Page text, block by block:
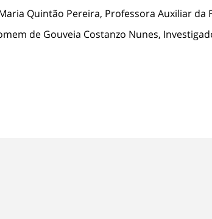
Quintão Pereira, Professora Auxiliar da
Gouveia Costanzo Nunes,